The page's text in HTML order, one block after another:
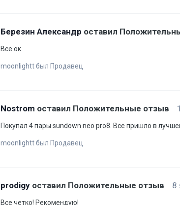
Березин Александр оставил
Все ок
moonlightt был Продавец
Nostrom оставил Положительные отзыв
Покупал 4 пары sundown neo pro8. Все пришло в
moonlightt был Продавец
prodigyоставил Положительные отзыв 8
Все четко! Рекомендую!